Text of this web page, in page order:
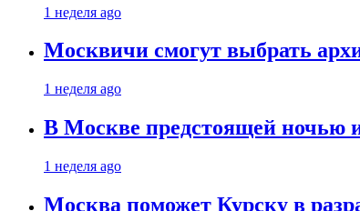
1 неделя ago
Москвичи смогут выбрать
1 неделя ago
В Москве предстоящей ночью
1 неделя ago
Москва поможет Курску в